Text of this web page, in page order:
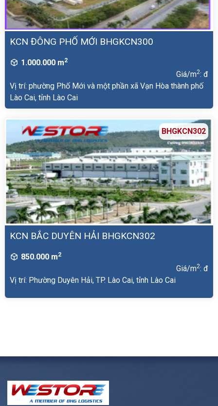
KCN ĐÔNG PHỐ MỚI BHGKCN300
1.000.000 m2
Giá/m2: đ
Vị trí: phường Phố Mới và một phần xã Vạn Hòa thành phố
Lào Cai, tỉnh Lào Cai
BHGKCN302
KCN BẮC DUYÊN HẢI BHGKCN302
850.000 m2
Giá/m2: đ
Vị trí: Phường Duyên Hải, TP. Lào Cai, tỉnh Lào Cai